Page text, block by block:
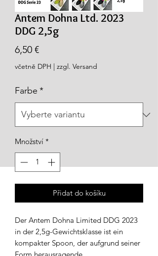
Antem Dohna Ltd. 2023
DDG 2,5g
6,50 €Cena
včetně DPH | zzgl. Versand
Farbe *
Množství *
Přidat do košíku
Der Antem Dohna Limited DDG 2023
in der 2,5g-Gewichtsklasse ist ein
kompakter Spoon, der aufgrund seiner